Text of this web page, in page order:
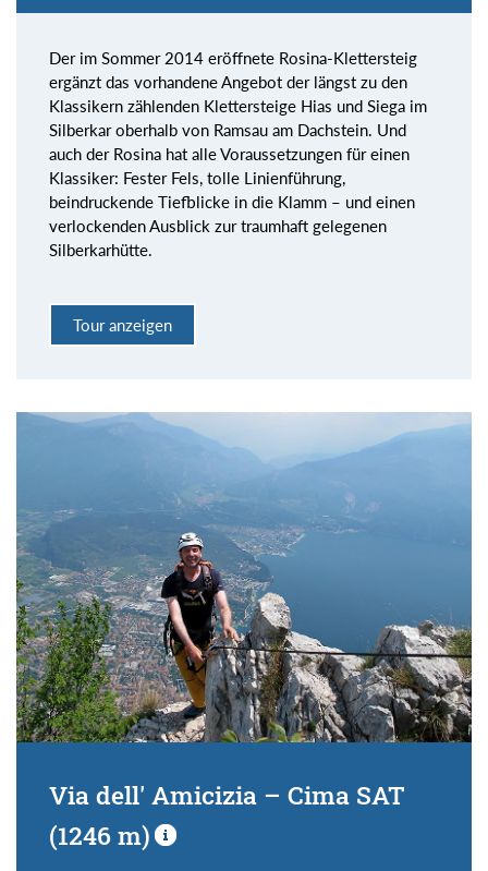
Der im Sommer 2014 eröffnete Rosina-Klettersteig
ergänzt das vorhandene Angebot der längst zu den
Klassikern zählenden Klettersteige Hias und Siega im
Silberkar oberhalb von Ramsau am Dachstein. Und
auch der Rosina hat alle Voraussetzungen für einen
Klassiker: Fester Fels, tolle Linienführung,
beindruckende Tiefblicke in die Klamm – und einen
verlockenden Ausblick zur traumhaft gelegenen
Silberkarhütte.
Tour anzeigen
Via dell' Amicizia – Cima SAT
(1246 m)